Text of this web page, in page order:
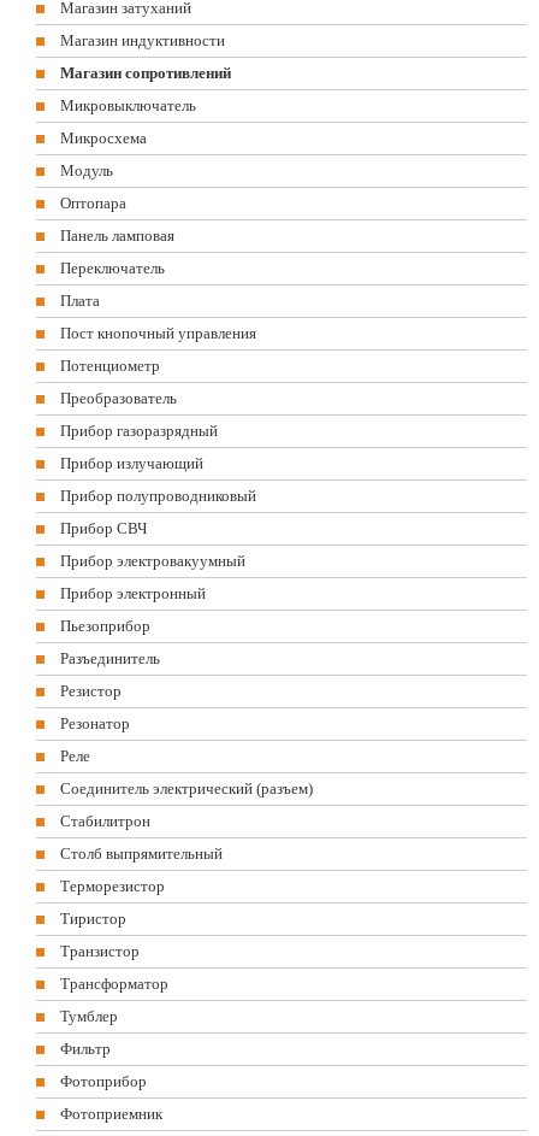
Магазин затуханий
Магазин индуктивности
Магазин сопротивлений
Микровыключатель
Микросхема
Модуль
Оптопара
Панель ламповая
Переключатель
Плата
Пост кнопочный управления
Потенциометр
Преобразователь
Прибор газоразрядный
Прибор излучающий
Прибор полупроводниковый
Прибор СВЧ
Прибор электровакуумный
Прибор электронный
Пьезоприбор
Разъединитель
Резистор
Резонатор
Реле
Соединитель электрический (разъем)
Стабилитрон
Столб выпрямительный
Терморезистор
Тиристор
Транзистор
Трансформатор
Тумблер
Фильтр
Фотоприбор
Фотоприемник